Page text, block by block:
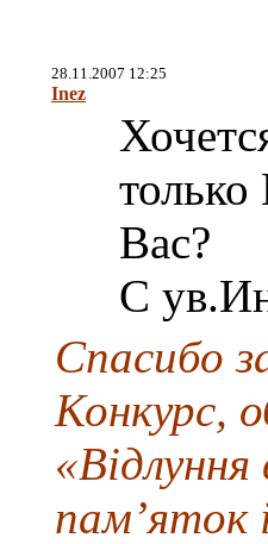
28.11.2007 12:25
Inez
Вас?
С
Спасибо
Конкурс,
пам’яток